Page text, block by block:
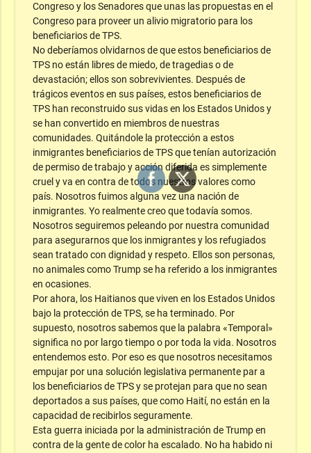
Congreso y los Senadores que unas las propuestas en el
Congreso para proveer un alivio migratorio para los
beneficiarios de TPS.
No deberíamos olvidarnos de que estos beneficiarios de
TPS no están libres de miedo, de tragedias o de
devastación; ellos son sobrevivientes. Después de
trágicos eventos en sus países, estos beneficiarios de
TPS han reconstruido sus vidas en los Estados Unidos y
se han convertido en miembros de nuestras
comunidades. Quitándole la protección a estos
inmigrantes beneficiarios de TPS que tenían autorización
de permiso de trabajo y acción diferida es simplemente
cruel y va en contra de todos nuestros valores como
país. Nosotros fuimos alguna vez una nación de
inmigrantes. Yo realmente creo que todavía somos.
Nosotros seguiremos peleando por nuestra comunidad
para asegurarnos que los inmigrantes y los refugiados
sean tratado con dignidad y respeto. Ellos son personas,
no animales como Trump se ha referido a los inmigrantes
en ocasiones.
Por ahora, los Haitianos que viven en los Estados Unidos
bajo la protección de TPS, se ha terminado. Por
supuesto, nosotros sabemos que la palabra «Temporal»
significa no por largo tiempo o por toda la vida. Nosotros
entendemos esto. Por eso es que nosotros necesitamos
empujar por una solución legislativa permanente par a
los beneficiarios de TPS y se protejan para que no sean
deportados a sus países, que como Haití, no están en la
capacidad de recibirlos seguramente.
Esta guerra iniciada por la administración de Trump en
contra de la gente de color ha escalado. No ha habido ni